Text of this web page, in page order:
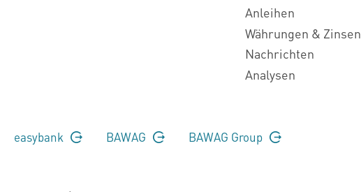
Anleihen
Währungen & Zinsen
Nachrichten
Analysen
easybank BAWAG BAWAG Group